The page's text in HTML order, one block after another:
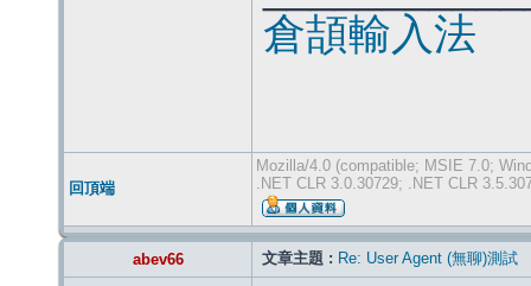
倉頡輸入法
回頂端
Mozilla/4.0 (compatible; MSIE 7.0;
.NET CLR 3.0.30729; .NET CLR
abev66 文章主題 : Re: User Agent (無聊)測試